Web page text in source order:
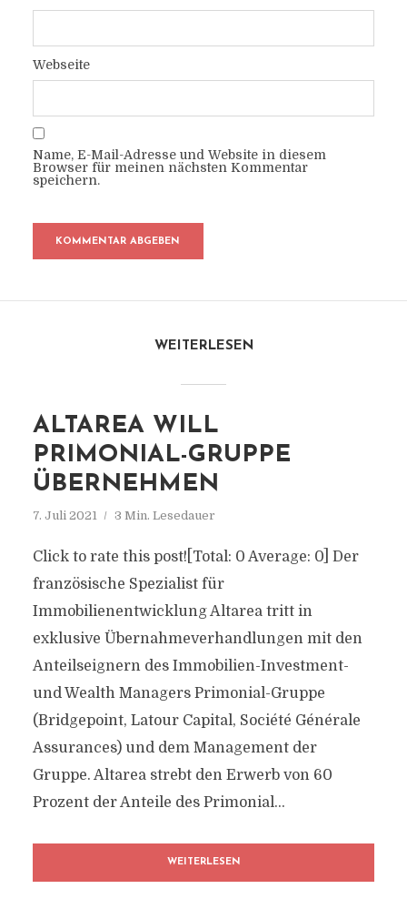
Webseite
Name, E-Mail-Adresse und Website in diesem
Browser für meinen nächsten Kommentar
speichern.
WEITERLESEN
ALTAREA WILL
PRIMONIAL-GRUPPE
ÜBERNEHMEN
7. Juli 2021 3 Min. Lesedauer
Click to rate this post![Total: 0 Average: 0] Der
französische Spezialist für
Immobilienentwicklung Altarea tritt in
exklusive Übernahmeverhandlungen mit den
Anteilseignern des Immobilien-Investment-
und Wealth Managers Primonial-Gruppe
(Bridgepoint, Latour Capital, Société Générale
Assurances) und dem Management der
Gruppe. Altarea strebt den Erwerb von 60
Prozent der Anteile des Primonial...
WEITERLESEN